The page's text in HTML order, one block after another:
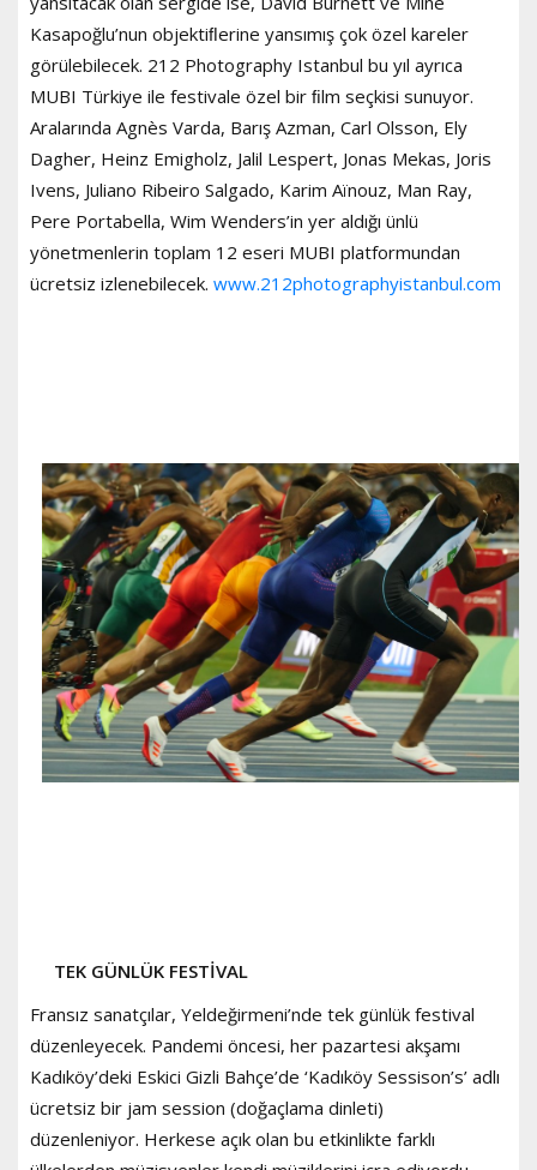
Kasapoğlu’nun objektiﬂerine yansımış çok özel kareler
görülebilecek. 212 Photography Istanbul bu yıl ayrıca
MUBI Türkiye ile festivale özel bir ﬁlm seçkisi sunuyor.
Aralarında Agnès Varda, Barış Azman, Carl Olsson, Ely
Dagher, Heinz Emigholz, Jalil Lespert, Jonas Mekas, Joris
Ivens, Juliano Ribeiro Salgado, Karim Aïnouz, Man Ray,
Pere Portabella, Wim Wenders’in yer aldığı ünlü
yönetmenlerin toplam 12 eseri MUBI platformundan
ücretsiz izlenebilecek. www.212photographyistanbul.com
TEK GÜNLÜK FESTİVAL
Fransız sanatçılar, Yeldeğirmeni’nde tek günlük festival
düzenleyecek. Pandemi öncesi, her pazartesi akşamı
Kadıköy’deki Eskici Gizli Bahçe’de ‘Kadıköy Sessison’s’ adlı
ücretsiz bir jam session (doğaçlama dinleti)
düzenleniyor. Herkese açık olan bu etkinlikte farklı